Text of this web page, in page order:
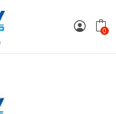
0
Da Attivare